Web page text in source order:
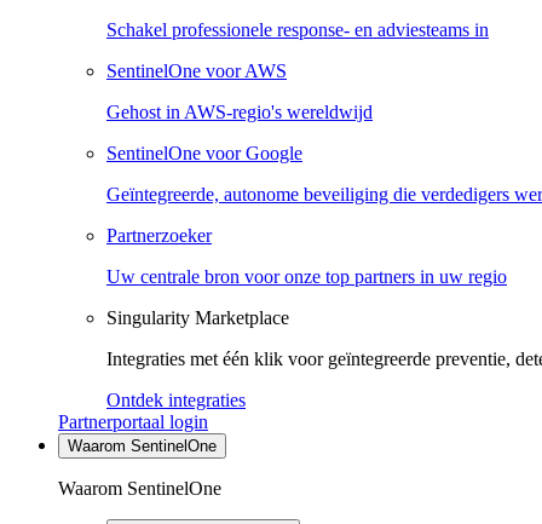
Schakel professionele response- en adviesteams in
SentinelOne voor AWS
Gehost in AWS-regio's wereldwijd
SentinelOne voor Google
Geïntegreerde, autonome beveiliging die verdedigers
Partnerzoeker
Uw centrale bron voor onze top partners in uw regio
Singularity Marketplace
Integraties met één klik voor geïntegreerde preventie,
Ontdek integraties
Partnerportaal login
Waarom SentinelOne
Waarom SentinelOne